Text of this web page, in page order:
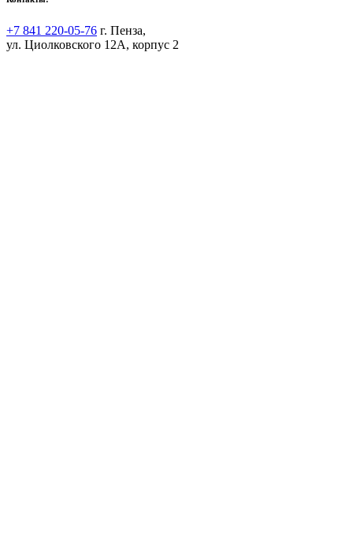
+7 841 220-05-76 г. Пенза,
ул. Циолковского 12А, корпус 2